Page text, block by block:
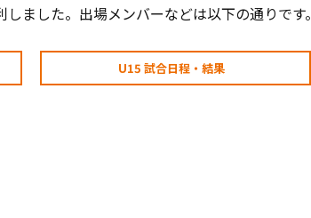
ました。出場メンバーなどは以下の通りです。
U15 試合日程・結果